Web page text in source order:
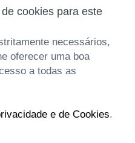
cookies para este
necessários,
oferecer uma boa
a todas as
e de Cookies.